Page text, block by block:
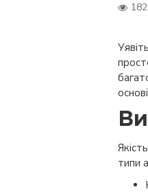
типи